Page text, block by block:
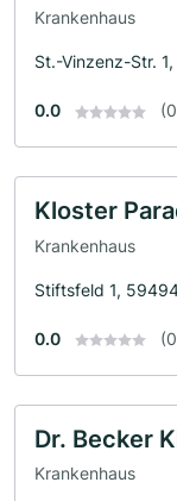
Krankenhaus
St.-Vinzenz-Str.
0.0
Kloster
Krankenhaus
Stiftsfeld 1,
0.0
Dr. Becker
Krankenhaus